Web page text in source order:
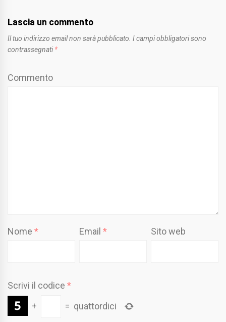
Lascia un commento
Il tuo indirizzo email non sarà pubblicato. I campi obbligatori sono
contrassegnati *
Commento
Nome * Email* Sito web
Scrivi il codice *
+
= quattordici